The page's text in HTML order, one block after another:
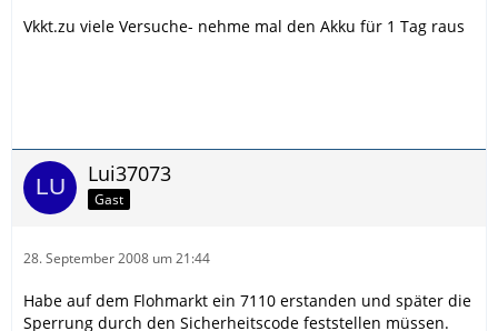
Vkkt.zu viele Versuche- nehme mal den Akku für 1 Tag raus
Lui37073
Gast
28. September 2008 um 21:44
Habe auf dem Flohmarkt ein 7110 erstanden und später die
Sperrung durch den Sicherheitscode feststellen müssen.